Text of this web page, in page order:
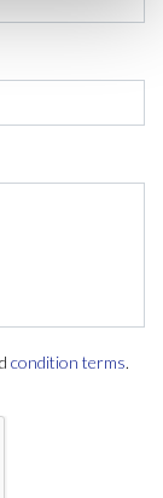
condition terms.